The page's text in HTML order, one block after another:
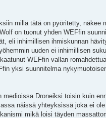
millä tätä on pyöritetty, näkee
on tuonut yhden WEFfin
eli inhimillisen ihmiskunnan
uuden ei inhimillisen
WEFfin vallan
yksi suunnitelma
Droneiksi toisin kuin
näissä yhteyksissä joka ei
mikä loisi täyden